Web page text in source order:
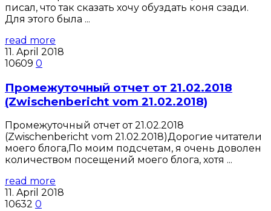
писал, что так сказать хочу обуздать коня сзади.
Для этого была ...
read more
11. April 2018
10609 0
Промежуточный отчет от 21.02.2018
(Zwischenbericht vom 21.02.2018)
Промежуточный отчет от 21.02.2018
(Zwischenbericht vom 21.02.2018)Дорогие читатели
моего блога,По моим подсчетам, я очень доволен
количеством посещений моего блога, хотя ...
read more
11. April 2018
10632 0